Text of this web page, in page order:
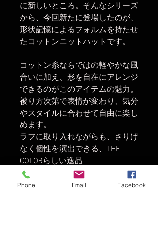
に新しいところ。そんなシリーズ
から、今回新たに登場したのが、
形状記憶によるフォルムを持たせ
たコットンニットハットです。
コットン糸ならではの軽やかな風
合いに加え、形を自在にアレンジ
できるのがこのアイテムの魅力。
被り方次第で表情が変わり、気分
やスタイルに合わせて自由に楽し
めます。
ラフに取り入れながらも、さりげ
なく個性を演出できる、THE
COLORらしい逸品
Phone Email Facebook